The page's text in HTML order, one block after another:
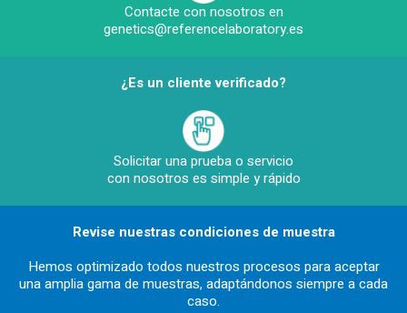
Contacte con nosotros en
genetics@referencelaboratory.es
¿Es un cliente verificado?
Solicitar una prueba o servicio
con nosotros es simple y rápido
Revise nuestras condiciones de muestra
Hemos optimizado todos nuestros procesos para aceptar
una amplia gama de muestras, adaptándonos siempre a cada
caso.